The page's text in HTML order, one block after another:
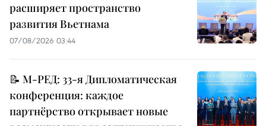
расширяет пространство
развития Вьетнама
07/08/2026 03:44
📝 М-РЕД: 33-я Дипломатическая
конференция: каждое
партнёрство открывает новые